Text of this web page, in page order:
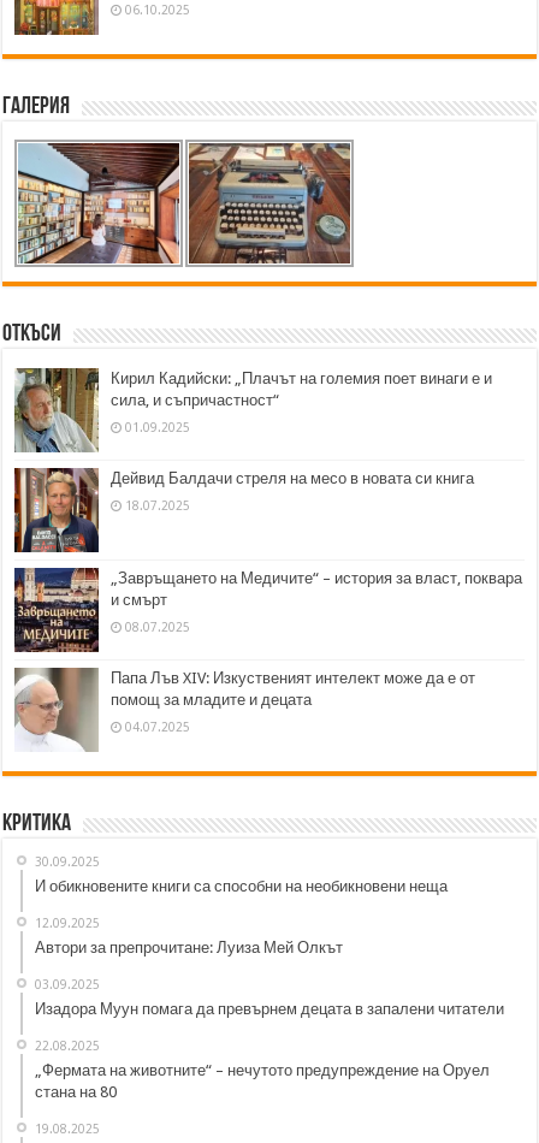
06.10.2025
Галерия
Откъси
Кирил Кадийски: „Плачът на големия поет винаги е и
сила, и съпричастност“
01.09.2025
Дейвид Балдачи стреля на месо в новата си книга
18.07.2025
„Завръщането на Медичите“ – история за власт, поквара
и смърт
08.07.2025
Папа Лъв XIV: Изкуственият интелект може да е от
помощ за младите и децата
04.07.2025
Критика
30.09.2025
И обикновените книги са способни на необикновени неща
12.09.2025
Автори за препрочитане: Луиза Мей Олкът
03.09.2025
Изадора Муун помага да превърнем децата в запалени читатели
22.08.2025
„Фермата на животните“ – нечутото предупреждение на Оруел
стана на 80
19.08.2025